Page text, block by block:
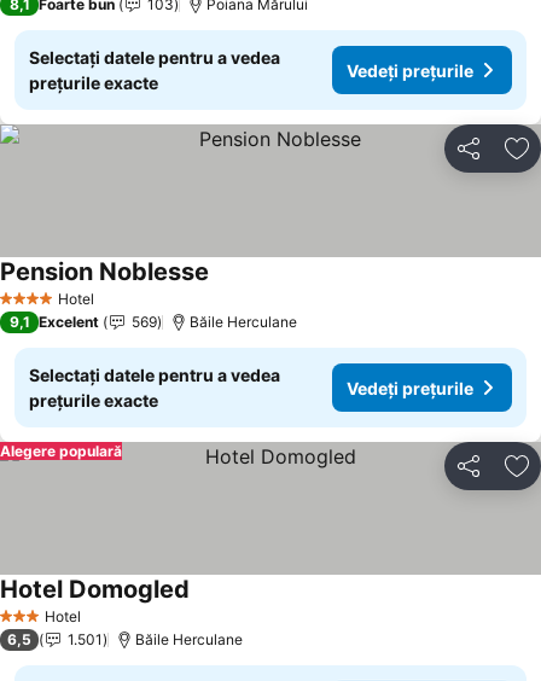
8,1 Foarte bun 103 Poiana Mărului
Selectați datele pentru a vedea
prețurile exacte
Vedeți prețurile
Distribuiți
4 Stele Hotel
Pension Noblesse
9,1 Excelent 569 Băile Herculane
Selectați datele pentru a vedea
prețurile exacte
Vedeți prețurile
Distribuiți
Alegere populară
3 SteleHotel
Hotel Domogled
6,5 1.501 Băile Herculane